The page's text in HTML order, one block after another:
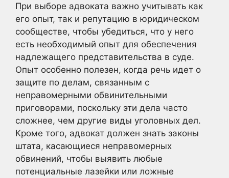
При выборе адвоката важно учитывать как
его опыт, так и репутацию в юридическом
сообществе, чтобы убедиться, что у него
есть необходимый опыт для обеспечения
надлежащего представительства в суде.
Опыт особенно полезен, когда речь идет о
защите по делам, связанным с
неправомерными обвинительными
приговорами, поскольку эти дела часто
сложнее, чем другие виды уголовных дел.
Кроме того, адвокат должен знать законы
штата, касающиеся неправомерных
обвинений, чтобы выявить любые
потенциальные лазейки или ложные